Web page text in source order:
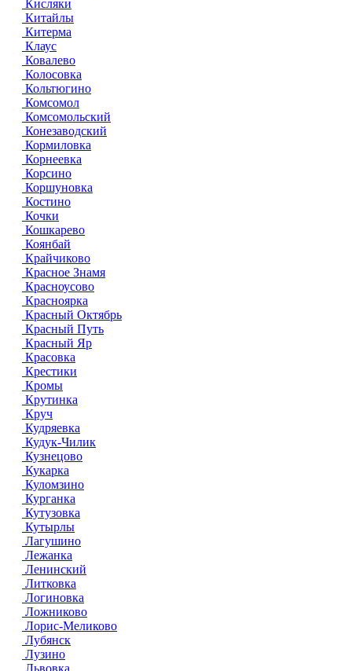
Кисляки
Китайлы
Китерма
Клаус
Ковалево
Колосовка
Кольтюгино
Комсомол
Комсомольский
Конезаводский
Кормиловка
Корнеевка
Корсино
Коршуновка
Костино
Кочки
Кошкарево
Коянбай
Крайчиково
Красное Знамя
Красноусово
Красноярка
Красный Октябрь
Красный Путь
Красный Яр
Красовка
Крестики
Кромы
Крутинка
Круч
Кудряевка
Кудук-Чилик
Кузнецово
Кукарка
Куломзино
Курганка
Кутузовка
Кутырлы
Лагушино
Лежанка
Ленинский
Литковка
Логиновка
Ложниково
Лорис-Меликово
Лубянск
Лузино
Львовка